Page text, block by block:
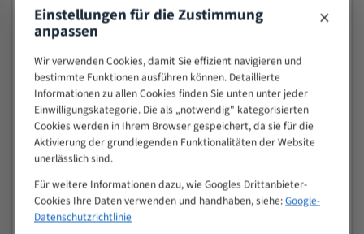
15
8/12 6/10
4/5
20
30
4/5
50
80
> 100
VOLLMATERIAL
M (mm)
Zähne pro
Zoll (ZpZ))
>
10/14
Einstellungen für die Zustimmung
anpassen ×
Wir verwenden Cookies, damit Sie effizient navigieren und
bestimmte Funktionen ausführen können. Detaillierte
Informationen zu allen Cookies finden Sie unten unter jeder
Einwilligungskategorie. Die als „notwendig" kategorisierten
Cookies werden in Ihrem Browser gespeichert, da sie für die
Aktivierung der grundlegenden Funktionalitäten der Website
unerlässlich sind.
Für weitere Informationen dazu, wie Googles Drittanbieter-
Cookies Ihre Daten verwenden und handhaben, siehe:Google-
Datenschutzrichtlinie